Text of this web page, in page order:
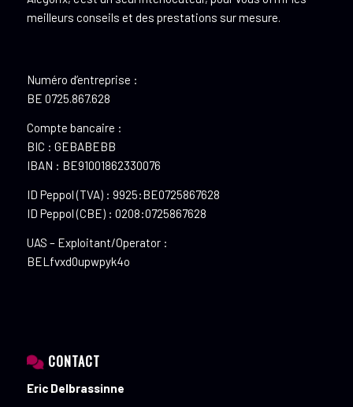
meilleurs conseils et des prestations sur mesure.
Numéro d’entreprise :
BE 0725.867.628
Compte bancaire :
BIC : GEBABEBB
IBAN : BE91001862330076
ID Peppol (TVA) : 9925:BE0725867628
ID Peppol (CBE) : 0208:0725867628
UAS – Exploitant/Operator :
BELfvxd0upwpyk4o
CONTACT
Eric Delbrassinne